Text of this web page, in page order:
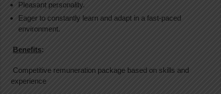
Pleasant personality.
Eager to constantly learn and adapt in a fast-paced
environment.
Benefits:
Competitive remuneration package based on skills and
experience